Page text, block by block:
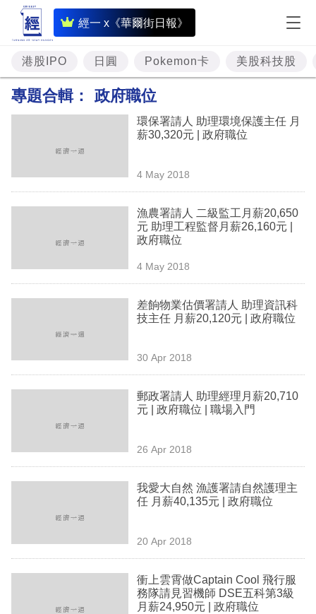
經一 x《華爾街日報》
即
時
財
經
資
樓
技
生
欄
港股IPO 日圓 Pokemon卡 美股科技股
專題合輯： 政府職位
環保署請人 助理環境保護主任 月
薪30,320元 | 政府職位
4 May 2018
漁農署請人 二級監工月薪20,650
元 助理工程監督月薪26,160元 |
政府職位
4 May 2018
差餉物業估價署請人 助理資訊科
技主任 月薪20,120元 | 政府職位
30 Apr 2018
郵政署請人 助理經理月薪20,710
元 | 政府職位 | 職場入門
26 Apr 2018
我愛大自然 漁護署請自然護理主
任 月薪40,135元 | 政府職位
20 Apr 2018
衝上雲霄做Captain Cool 飛行服
務隊請見習機師 DSE五科第3級
月薪24,950元 | 政府職位